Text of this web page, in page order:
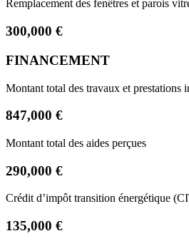
Remplacement des fenêtres et parois
300,000 €
FINANCEMENT
Montant total des travaux et prestations
847,000 €
Montant total des aides perçues
290,000 €
Crédit d’impôt transition énergétique
135,000 €